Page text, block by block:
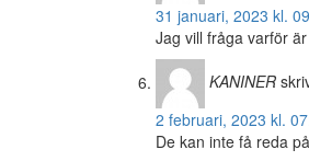
31 januari, 2023 kl.
Jag vill fråga varför
KANINER
2 februari, 2023 kl.
De kan inte få reda